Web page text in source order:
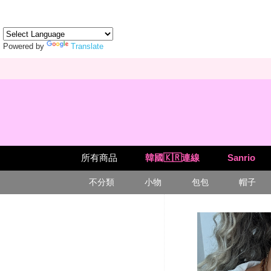
Powered by Translate
所有商品 韓國🇰🇷連線 Sanrio
不分類 小物 包包 帽子